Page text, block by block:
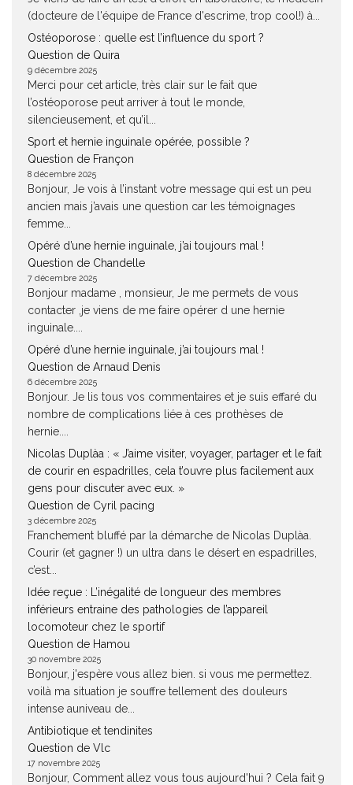
(docteure de l'équipe de France d'escrime, trop cool!) à...
Ostéoporose : quelle est l’influence du sport ?
Question de Quira
9 décembre 2025
Merci pour cet article, très clair sur le fait que
l’ostéoporose peut arriver à tout le monde,
silencieusement, et qu’il...
Sport et hernie inguinale opérée, possible ?
Question de Françon
8 décembre 2025
Bonjour, Je vois à l’instant votre message qui est un peu
ancien mais j’avais une question car les témoignages
femme...
Opéré d’une hernie inguinale, j’ai toujours mal !
Question de Chandelle
7 décembre 2025
Bonjour madame , monsieur, Je me permets de vous
contacter ,je viens de me faire opérer d une hernie
inguinale....
Opéré d’une hernie inguinale, j’ai toujours mal !
Question de Arnaud Denis
6 décembre 2025
Bonjour. Je lis tous vos commentaires et je suis effaré du
nombre de complications liée à ces prothèses de
hernie....
Nicolas Duplàa : « J’aime visiter, voyager, partager et le fait
de courir en espadrilles, cela t’ouvre plus facilement aux
gens pour discuter avec eux. »
Question de Cyril pacing
3 décembre 2025
Franchement bluffé par la démarche de Nicolas Duplàa.
Courir (et gagner !) un ultra dans le désert en espadrilles,
c’est...
Idée reçue : L’inégalité de longueur des membres
inférieurs entraine des pathologies de l’appareil
locomoteur chez le sportif
Question de Hamou
30 novembre 2025
Bonjour, j'espère vous allez bien. si vous me permettez.
voilà ma situation je souffre tellement des douleurs
intense auniveau de...
Antibiotique et tendinites
Question de Vlc
17 novembre 2025
Bonjour, Comment allez vous tous aujourd'hui ? Cela fait 9